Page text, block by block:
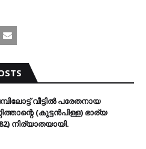
വീട്ടില്‍ പരേതനായ
(കുട്ടന്‍പിള്ള) ഭാര്യ
നിര്യാതയായി.